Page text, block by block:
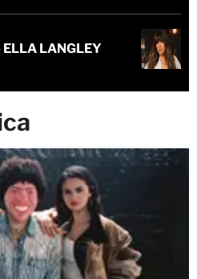
ELLA LANGLEY